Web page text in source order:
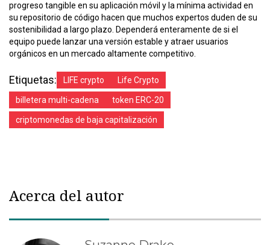
progreso tangible en su aplicación móvil y la mínima actividad en
su repositorio de código hacen que muchos expertos duden de su
sostenibilidad a largo plazo. Dependerá enteramente de si el
equipo puede lanzar una versión estable y atraer usuarios
orgánicos en un mercado altamente competitivo.
Etiquetas: LIFE crypto Life Crypto
billetera multi-cadena token ERC-20
criptomonedas de baja capitalización
Acerca del autor